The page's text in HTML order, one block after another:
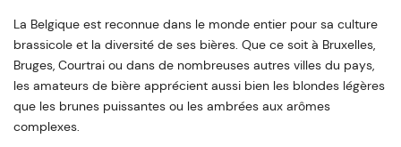
La Belgique est reconnue dans le monde entier pour sa culture
brassicole et la diversité de ses bières. Que ce soit à Bruxelles,
Bruges, Courtrai ou dans de nombreuses autres villes du pays,
les amateurs de bière apprécient aussi bien les blondes légères
que les brunes puissantes ou les ambrées aux arômes
complexes.